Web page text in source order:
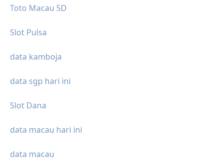
Toto Macau 5D
Slot Pulsa
data kamboja
data sgp hari ini
Slot Dana
data macau hari ini
data macau